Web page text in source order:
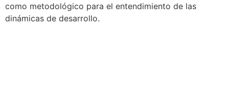
como metodológico para el entendimiento de las
dinámicas de desarrollo.